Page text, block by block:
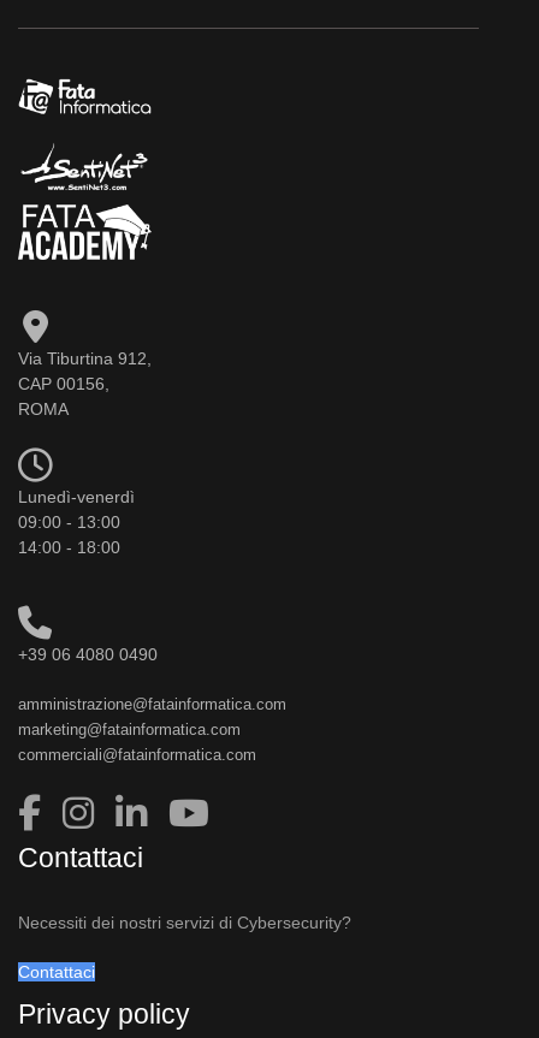
Via Tiburtina 912,
CAP 00156,
ROMA
Lunedì-venerdì
09:00 - 13:00
14:00 - 18:00
+39 06 4080 0490
amministrazione@fatainformatica.com
marketing@fatainformatica.com
commerciali@fatainformatica.com
Contattaci
Necessiti dei nostri servizi di Cybersecurity?
Contattaci
Privacy policy